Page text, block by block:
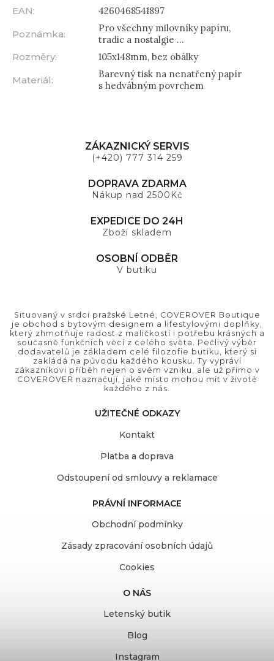
EAN:
4260468541897
Poznámka:
Pro všechny milovníky papíru,
tradic a nostalgie ...
Rozměry:
105x148mm, bez obálky
Materiál:
Barevný tisk na nenatřený papír
s hedvábným povrchem
ZÁKAZNICKÝ SERVIS
(+420) 777 314 259
DOPRAVA ZDARMA
Nákup nad 2500Kč
EXPEDICE DO 24H
Zboží skladem
OSOBNÍ ODBĚR
V butiku
Situovaný v srdci pražské Letné, COVEROVER Boutique
je obchod s bytovým designem a lifestylovými doplňky,
který zhmotňuje radost z maličkostí i potřebu krásných a
současně funkčních věcí z celého světa. Pečlivý výběr
dodavatelů je základem celé filozofie butiku, který si
zakládá na původu každého kousku. Ty vypráví
zákazníkovi příběh nejen o svém vzniku, ale už přímo v
COVEROVER naznačují, jaké místo mohou mít v životě
každého z nás.
UŽITEČNÉ ODKAZY
Kontakt
Platba a doprava
Odstoupení od smlouvy a reklamace
PRÁVNÍ INFORMACE
Obchodní podmínky
Zásady zpracování osobních údajů
Cookies
O NÁS
Letenský butik
Blog
Instagram